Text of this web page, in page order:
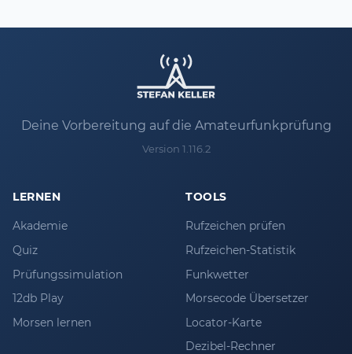
Deine Vorbereitung auf die Amateurfunkprüfung
Version 1.116.2
LERNEN
Akademie
Quiz
Prüfungssimulation
12db Play
Morsen lernen
TOOLS
Rufzeichen prüfen
Rufzeichen-Statistik
Funkwetter
Morsecode Übersetzer
Locator-Karte
Dezibel-Rechner